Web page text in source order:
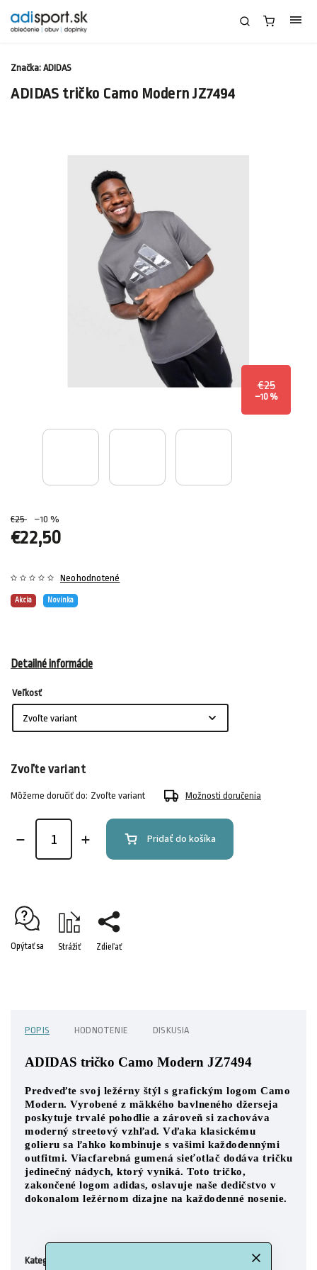
ADIDAS tričko Camo Modern JZ7494
€25
–10 %
€25 –10 %
€22,50
Akcia Novinka
Neohodnotené
Detailné informácie
Značka: ADIDAS
Veľkosť
Zvoľte variant
Môžeme doručiť do: Zvoľte variant Možnosti doručenia
Pridať do košíka
Opýtať sa Strážiť Zdieľať
POPIS HODNOTENIE DISKUSIA
ADIDAS tričko Camo Modern JZ7494
Predveďte svoj ležérny štýl s grafickým logom Camo
Modern. Vyrobené z mäkkého bavlneného džerseja
poskytuje trvalé pohodlie a zároveň si zachováva
moderný streetový vzhľad. Vďaka klasickému
golieru sa ľahko kombinuje s vašimi každodennými
outfitmi. Viacfarebná gumená sieťotlač dodáva tričku
jedinečný nádych, ktorý vyniká. Toto tričko,
zakončené logom adidas, oslavuje naše dedičstvo v
dokonalom ležérnom dizajne na každodenné nosenie.
Kategória